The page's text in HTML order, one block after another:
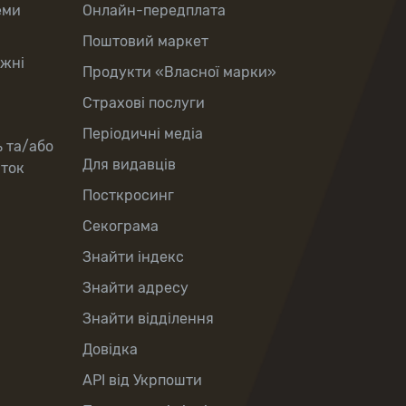
та/або
Онлайн-передплата
Поштовий маркет
Продукти «Власної марки»
Страхові послуги
Періодичні медіа
Для видавців
Посткросинг
Секограма
Знайти індекс
Знайти адресу
Знайти відділення
Довідка
API від Укрпошти